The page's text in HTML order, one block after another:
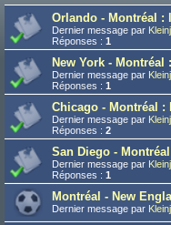
Orlando - Montréal :
Dernier message par
Réponses : 1
New York -
Dernier message par
Réponses : 1
Chicago - Montréal
Dernier message par
Réponses : 2
San Diego -
Dernier message par
Réponses : 1
Montréal - New
Dernier message par